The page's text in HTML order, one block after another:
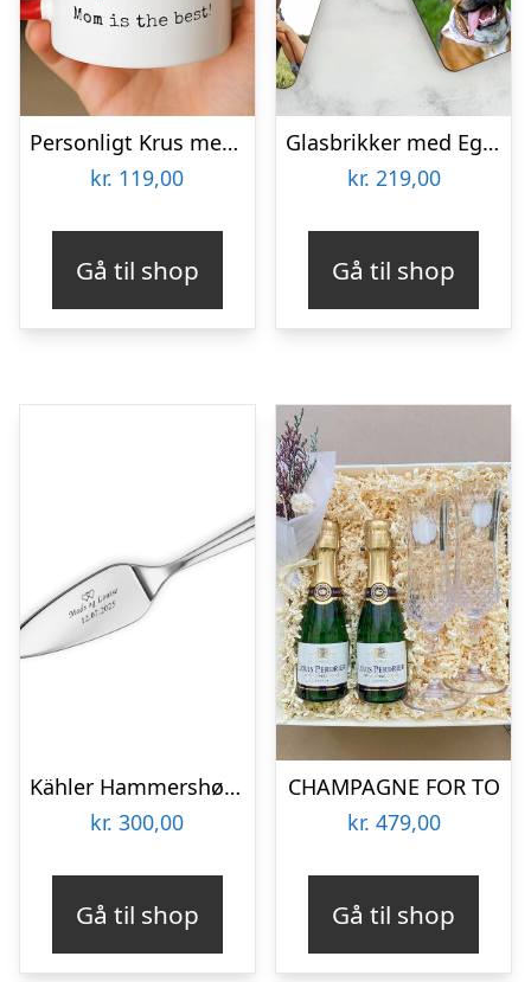
Personligt Krus med Foto & Kærlig Tekst
kr. 119,00
Gå til shop
Glasbrikker med Eget Foto – 6-pak
kr. 219,00
Gå til shop
Kähler Hammershøi Kagespade L 28,5 cm
kr. 300,00
Gå til shop
CHAMPAGNE FOR TO
kr. 479,00
Gå til shop